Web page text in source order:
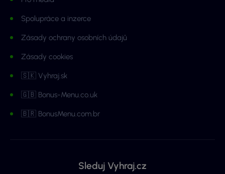
Spolupráce a inzerce
Zásady ochrany osobních údajů
Zásady cookies
🇸🇰 Vyhraj.sk
🇬🇧 Bonus-Menu.co.uk
🇧🇷 BonusMenu.com.br
Sleduj Vyhraj.cz